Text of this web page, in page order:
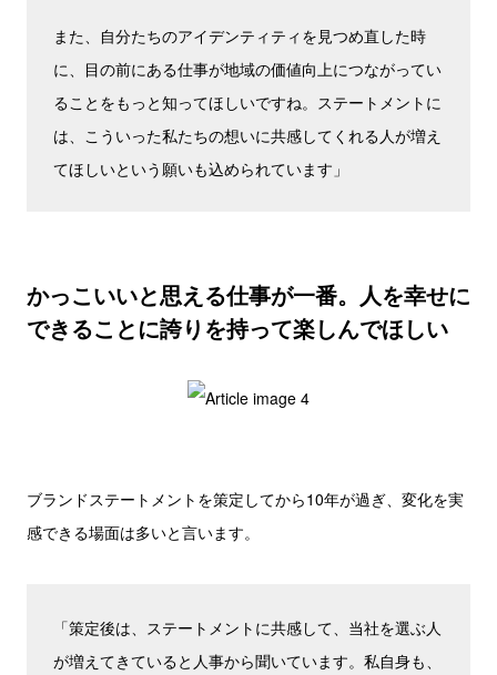
また、自分たちのアイデンティティを見つめ直した時
に、目の前にある仕事が地域の価値向上につながってい
ることをもっと知ってほしいですね。ステートメントに
は、こういった私たちの想いに共感してくれる人が増え
てほしいという願いも込められています」
かっこいいと思える仕事が一番。人を幸せに
できることに誇りを持って楽しんでほしい
ブランドステートメントを策定してから10年が過ぎ、変化を実
感できる場面は多いと言います。
「策定後は、ステートメントに共感して、当社を選ぶ人
が増えてきていると人事から聞いています。私自身も、